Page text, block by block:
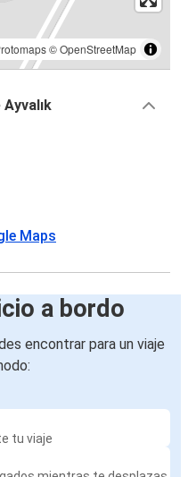
©OpenStreetMap
Maps
a bordo
encontrar para un viaje
tu viaje